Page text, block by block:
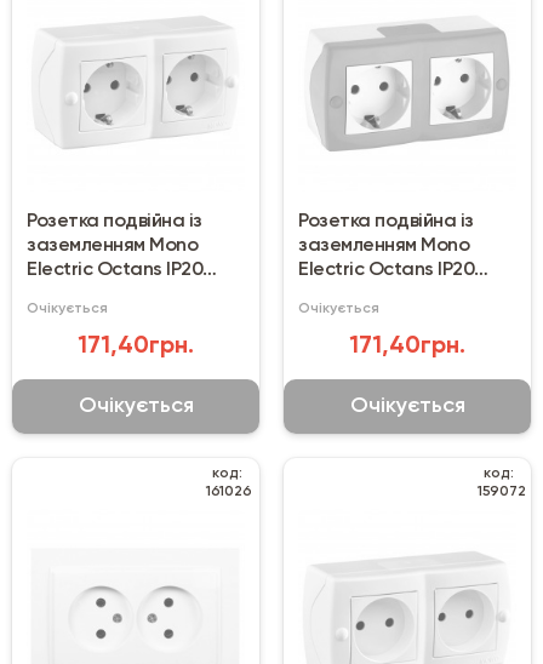
Розетка подвійна із
заземленням Mono
Electric Octans IP20
Очікується
171,40грн.
Очікується
Розетка подвійна із
заземленням Mono
Electric Octans IP20
Очікується
171,40грн.
Очікується
код:
161026
код:
159072